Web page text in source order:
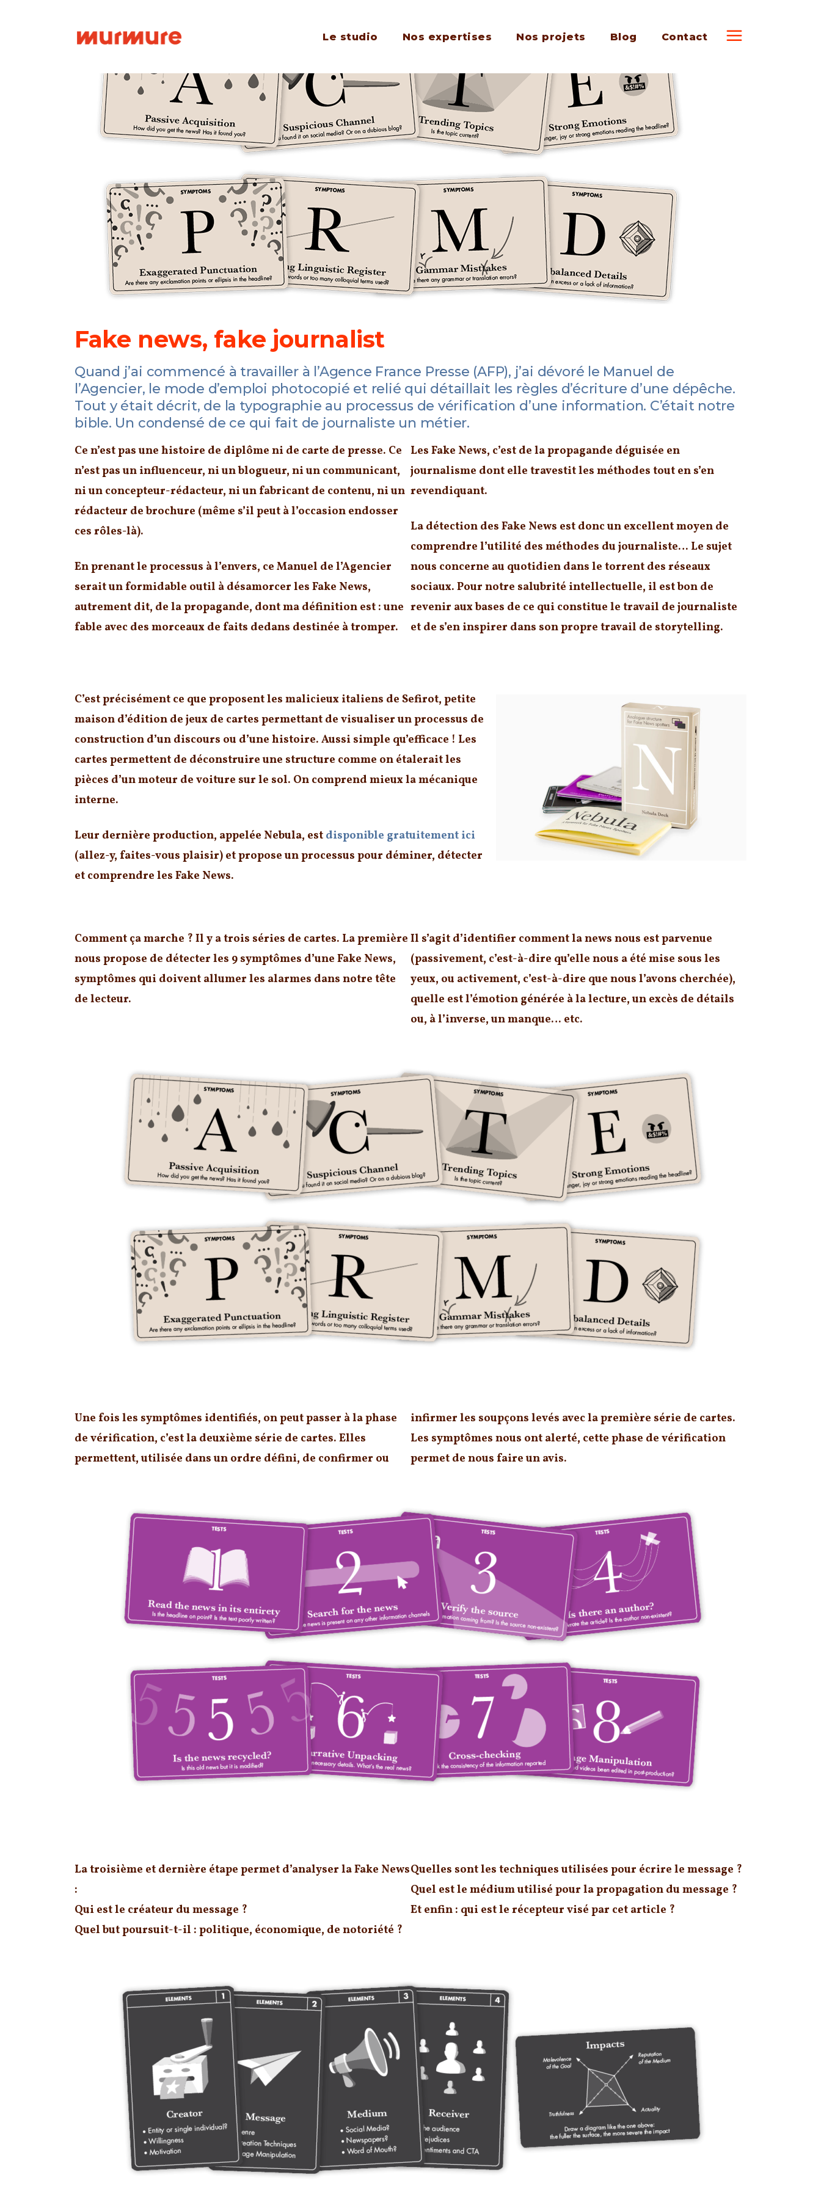
Le studio Nos expertises Nos projets Blog Contact
Fake news, fake journalist
Quand j’ai commencé à travailler à l’Agence France Presse (AFP), j’ai dévoré le Manuel de
l’Agencier, le mode d’emploi photocopié et relié qui détaillait les règles d’écriture d’une dépêche.
Tout y était décrit, de la typographie au processus de vérification d’une information. C’était notre
bible. Un condensé de ce qui fait de journaliste un métier.
Ce n’est pas une histoire de diplôme ni de carte de presse. Ce
n’est pas un influenceur, ni un blogueur, ni un communicant,
ni un concepteur-rédacteur, ni un fabricant de contenu, ni un
rédacteur de brochure (même s’il peut à l’occasion endosser
ces rôles-là).
En prenant le processus à l’envers, ce Manuel de l’Agencier
serait un formidable outil à désamorcer les Fake News,
autrement dit, de la propagande, dont ma définition est : une
fable avec des morceaux de faits dedans destinée à tromper.
Les Fake News, c’est de la propagande déguisée en
journalisme dont elle travestit les méthodes tout en s’en
revendiquant.
La détection des Fake News est donc un excellent moyen de
comprendre l’utilité des méthodes du journaliste… Le sujet
nous concerne au quotidien dans le torrent des réseaux
sociaux. Pour notre salubrité intellectuelle, il est bon de
revenir aux bases de ce qui constitue le travail de journaliste
et de s’en inspirer dans son propre travail de storytelling.
C’est précisément ce que proposent les malicieux italiens de Sefirot, petite
maison d’édition de jeux de cartes permettant de visualiser un processus de
construction d’un discours ou d’une histoire. Aussi simple qu’efficace ! Les
cartes permettent de déconstruire une structure comme on étalerait les
pièces d’un moteur de voiture sur le sol. On comprend mieux la mécanique
interne.
Leur dernière production, appelée Nebula, est disponible gratuitement ici
(allez-y, faites-vous plaisir) et propose un processus pour déminer, détecter
et comprendre les Fake News.
Comment ça marche ? Il y a trois séries de cartes. La première
nous propose de détecter les 9 symptômes d’une Fake News,
symptômes qui doivent allumer les alarmes dans notre tête
de lecteur.
Il s’agit d’identifier comment la news nous est parvenue
(passivement, c’est-à-dire qu’elle nous a été mise sous les
yeux, ou activement, c’est-à-dire que nous l’avons cherchée),
quelle est l’émotion générée à la lecture, un excès de détails
ou, à l’inverse, un manque… etc.
Une fois les symptômes identifiés, on peut passer à la phase
de vérification, c’est la deuxième série de cartes. Elles
permettent, utilisée dans un ordre défini, de confirmer ou
infirmer les soupçons levés avec la première série de cartes.
Les symptômes nous ont alerté, cette phase de vérification
permet de nous faire un avis.
La troisième et dernière étape permet d’analyser la Fake News
:
Qui est le créateur du message ?
Quel but poursuit-t-il : politique, économique, de notoriété ?
Quelles sont les techniques utilisées pour écrire le message ?
Quel est le médium utilisé pour la propagation du message ?
Et enfin : qui est le récepteur visé par cet article ?